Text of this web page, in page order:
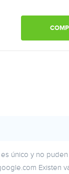
único y no
Existen